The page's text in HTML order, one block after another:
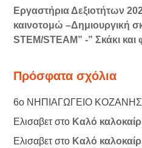
Εργαστήρια Δεξιοτήτων
καινοτομώ –Δημιουργική
STEM/STEAM” -” Σκάκι και
Πρόσφατα σχόλια
6ο ΝΗΠΙΑΓΩΓΕΙΟ ΚΟΖΑΝΗΣ
Ελισαβετστο Καλό
Ελισαβετστο Καλό